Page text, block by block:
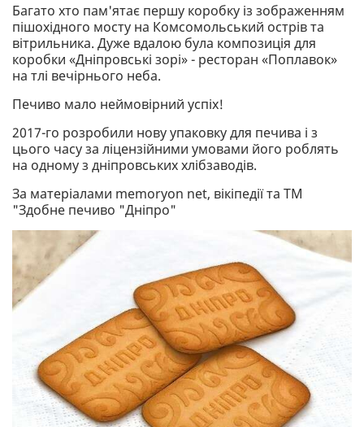
Багато хто пам'ятає першу коробку із зображенням
пішохідного мосту на Комсомольський острів та
вітрильника. Дуже вдалою була композиція для
коробки «Дніпровські зорі» - ресторан «Поплавок»
на тлі вечірнього неба.
Печиво мало неймовірний успіх!
2017-го розробили нову упаковку для печива і з
цього часу за ліцензійними умовами його роблять
на одному з дніпровських хлібзаводів.
За матеріалами memoryon net, вікіпедії та ТМ
"Здобне печиво "Дніпро"